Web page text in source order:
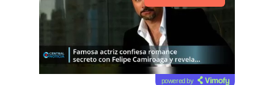
powered by